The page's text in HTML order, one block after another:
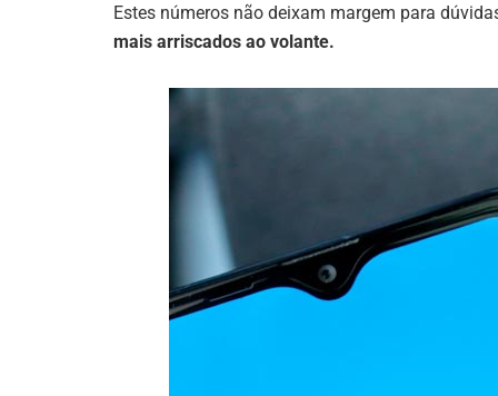
Estes números não deixam margem para
mais arriscados ao volante.